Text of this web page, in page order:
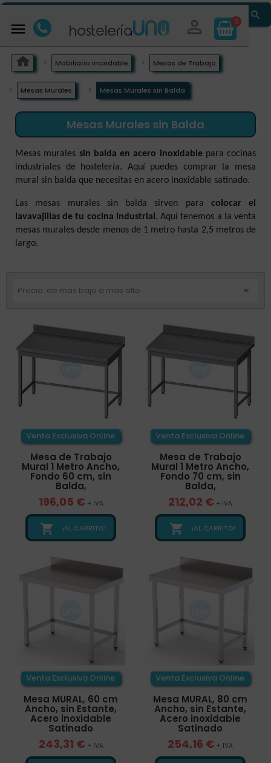
  0

Mobiliario inoxidable Mesas de Trabajo
Mesas Murales Mesas Murales sin Balda
Mesas Murales sin Balda
Mesas murales sin balda en acero inoxidablepara cocinas
industriales de hostelería. Aquí puedes comprar la mesa
mural sin balda que necesitas en acero inoxidable satinado.
Las mesas murales sin balda sirven para colocar el
lavavajillas de tu cocina industrial . Aquí tenemos a la venta
mesas murales desde menos de 1 metro hasta 2,5 metros de
largo.
Precio: de más bajo a más alto 
Venta Exclusiva Online
Mesa de Trabajo
Mural 1 Metro Ancho,
Fondo 60 cm, sin
Balda,
196,05 € + IVA
 ¡AL CARRITO!
Venta Exclusiva Online
Mesa de Trabajo
Mural 1 Metro Ancho,
Fondo 70 cm, sin
Balda,
212,02 € + IVA
 ¡AL CARRITO!
Venta Exclusiva Online
Mesa MURAL, 60 cm
Ancho, sin Estante,
Acero inoxidable
Satinado
243,31 € + IVA
Venta Exclusiva Online
Mesa MURAL, 80 cm
Ancho, sin Estante,
Acero inoxidable
Satinado
254,16 € + IVA